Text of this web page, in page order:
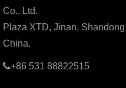
Co., Ltd.
Plaza XTD, Jinan, Shandong
China.
+86 531 88822515